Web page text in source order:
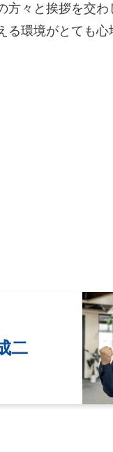
方々と挨拶を交
る環境がとても心
二